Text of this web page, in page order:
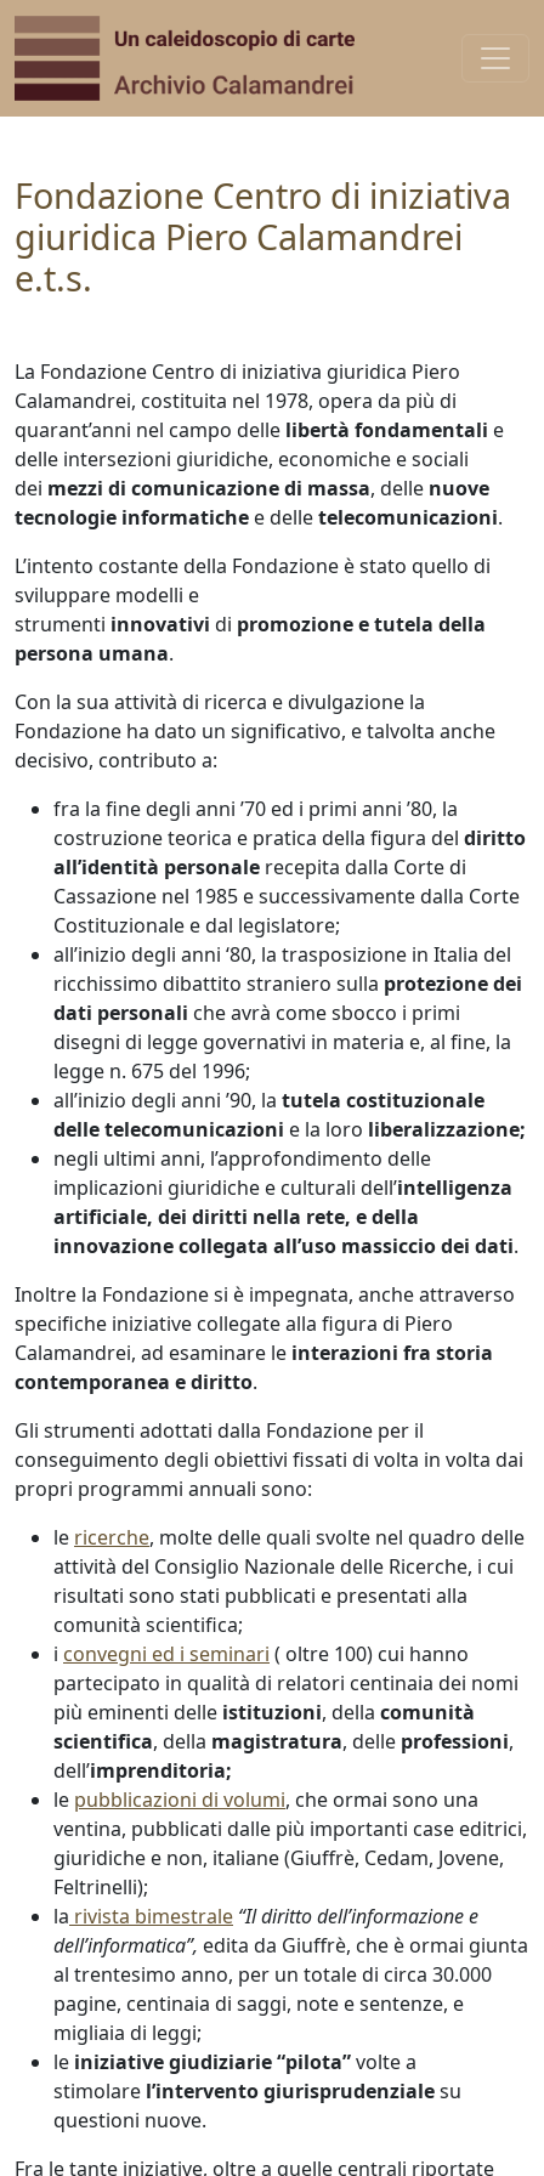
Vai al contenuto
Fondazione Centro di iniziativa
giuridica Piero Calamandrei
e.t.s.
La Fondazione Centro di iniziativa giuridica Piero
Calamandrei, costituita nel 1978, opera da più di
quarant’anni nel campo delle libertà fondamentali e
delle intersezioni giuridiche, economiche e sociali
dei mezzi di comunicazione di massa, delle nuove
tecnologie informatiche e delletelecomunicazioni.
L’intento costante della Fondazione è stato quello di
sviluppare modelli e
strumenti innovativi di promozione e tutela della
persona umana.
Con la sua attività di ricerca e divulgazione la
Fondazione ha dato un significativo, e talvolta anche
decisivo, contributo a:
fra la fine degli anni ’70 ed i primi anni ’80, la
costruzione teorica e pratica della figura del diritto
all’identità personale recepita dalla Corte di
Cassazione nel 1985 e successivamente dalla Corte
Costituzionale e dal legislatore;
all’inizio degli anni ‘80, la trasposizione in Italia del
ricchissimo dibattito straniero sulla protezione dei
dati personali che avrà come sbocco i primi
disegni di legge governativi in materia e, al fine, la
legge n. 675 del 1996;
all’inizio degli anni ’90, la tutela costituzionale
delle telecomunicazioni e la loro liberalizzazione;
negli ultimi anni, l’approfondimento delle
implicazioni giuridiche e culturali dell’intelligenza
artificiale, dei diritti nella rete, e della
innovazione collegata all’uso massiccio dei dati.
Inoltre la Fondazione si è impegnata, anche attraverso
specifiche iniziative collegate alla figura di Piero
Calamandrei, ad esaminare le interazioni fra storia
contemporanea e diritto.
Gli strumenti adottati dalla Fondazione per il
conseguimento degli obiettivi fissati di volta in volta dai
propri programmi annuali sono:
le ricerche, molte delle quali svolte nel quadro delle
attività del Consiglio Nazionale delle Ricerche, i cui
risultati sono stati pubblicati e presentati alla
comunità scientifica;
i convegni ed i seminari ( oltre 100) cui hanno
partecipato in qualità di relatori centinaia dei nomi
più eminenti delle istituzioni, della comunità
scientifica, della magistratura, delle professioni,
dell’imprenditoria;
le pubblicazioni di volumi, che ormai sono una
ventina, pubblicati dalle più importanti case editrici,
giuridiche e non, italiane (Giuffrè, Cedam, Jovene,
Feltrinelli);
la rivista bimestrale “Il diritto dell’informazione e
dell’informatica”, edita da Giuffrè, che è ormai giunta
al trentesimo anno, per un totale di circa 30.000
pagine, centinaia di saggi, note e sentenze, e
migliaia di leggi;
le iniziative giudiziarie “pilota”volte a
stimolare l’intervento giurisprudenzialesu
questioni nuove.
Fra le tante iniziative, oltre a quelle centrali riportate